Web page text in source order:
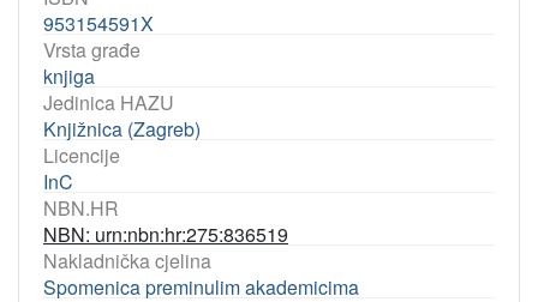
953154591X
Vrsta građe
knjiga
Jedinica HAZU
Knjižnica (Zagreb)
Licencije
InC
NBN.HR
NBN: urn:nbn:hr:275:836519
Nakladnička cjelina
Spomenica preminulim akademicima